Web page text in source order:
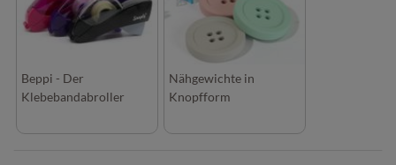
Beppi - Der
Klebebandabroller
Nähgewichte in
Knopfform